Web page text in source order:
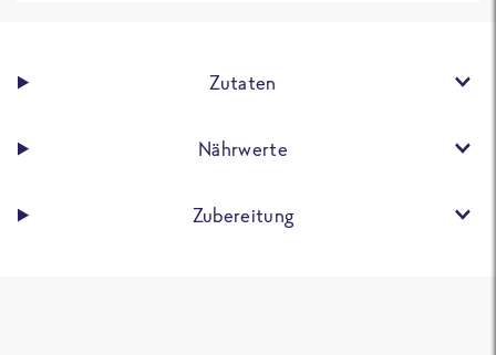
Zutaten
Nährwerte
Zubereitung